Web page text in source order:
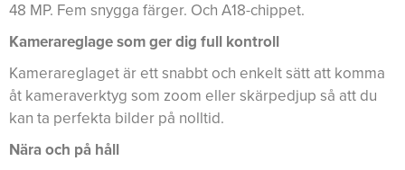
48 MP. Fem snygga färger. Och A18-chippet.
Kamerareglage som ger dig full kontroll
Kamerareglaget är ett snabbt och enkelt sätt att komma
åt kameraverktyg som zoom eller skärpedjup så att du
kan ta perfekta bilder på nolltid.
Nära och på håll